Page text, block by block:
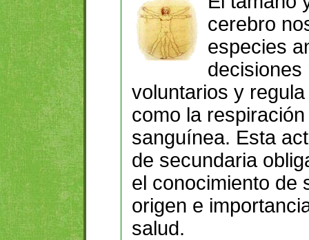
cerebro
especies
voluntarios y
como la
sanguínea. Esta
de secundaria
el conocimiento de
origen e
salud.